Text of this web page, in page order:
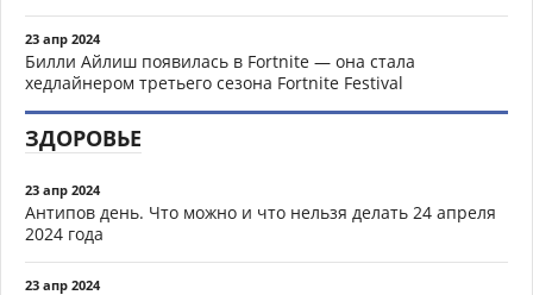
23 апр 2024
Билли Айлиш появилась в Fortnite — она стала
хедлайнером третьего сезона Fortnite Festival
ЗДОРОВЬЕ
23 апр 2024
Антипов день. Что можно и что нельзя делать 24 апреля
2024 года
23 апр 2024